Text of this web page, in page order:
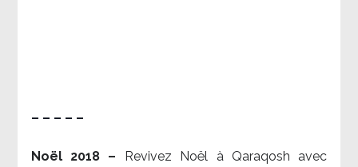
– – – – –
Noël 2018 –
Revivez Noël à Qaraqosh avec